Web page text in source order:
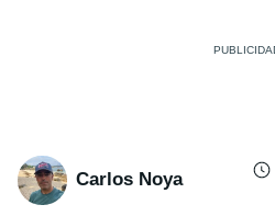
Carlos Noya